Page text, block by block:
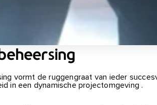
vormt de ruggengraat van ieder
in een dynamische projectomgeving .